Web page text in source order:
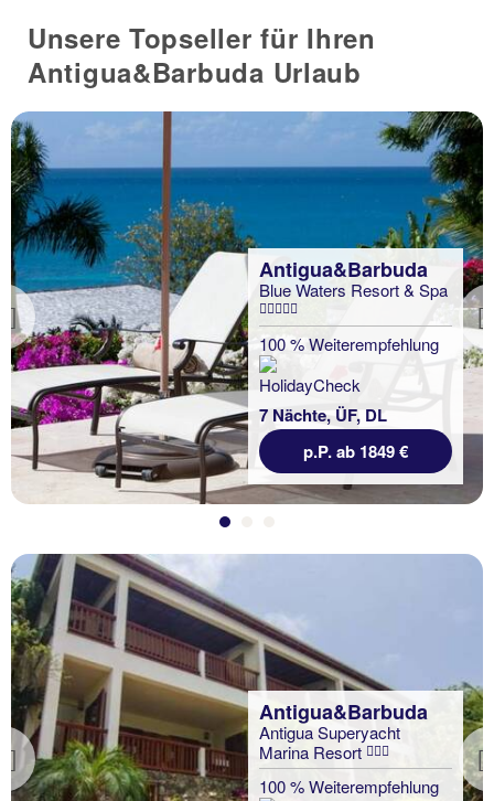
Unsere Topseller für Ihren
Antigua&Barbuda Urlaub
Previous
Antigua&Barbuda
Blue Waters Resort & Spa
100 % Weiterempfehlung
7 Nächte, ÜF, DL
p.P. ab 1849 €
Previous
Antigua&Barbuda
Antigua Superyacht
Marina Resort
100 % Weiterempfehlung